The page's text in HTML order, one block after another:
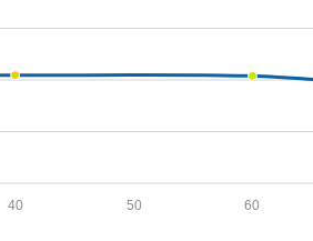
60
50
40